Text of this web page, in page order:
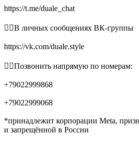
https://t.me/duale_chat
👉🏻В личных сообщениях ВК-группы
https://vk.com/duale.style
👉🏻Позвонить напрямую по номерам:
+79022999868
+79022999068
*принадлежит корпорации Meta,
и запрещённой в России